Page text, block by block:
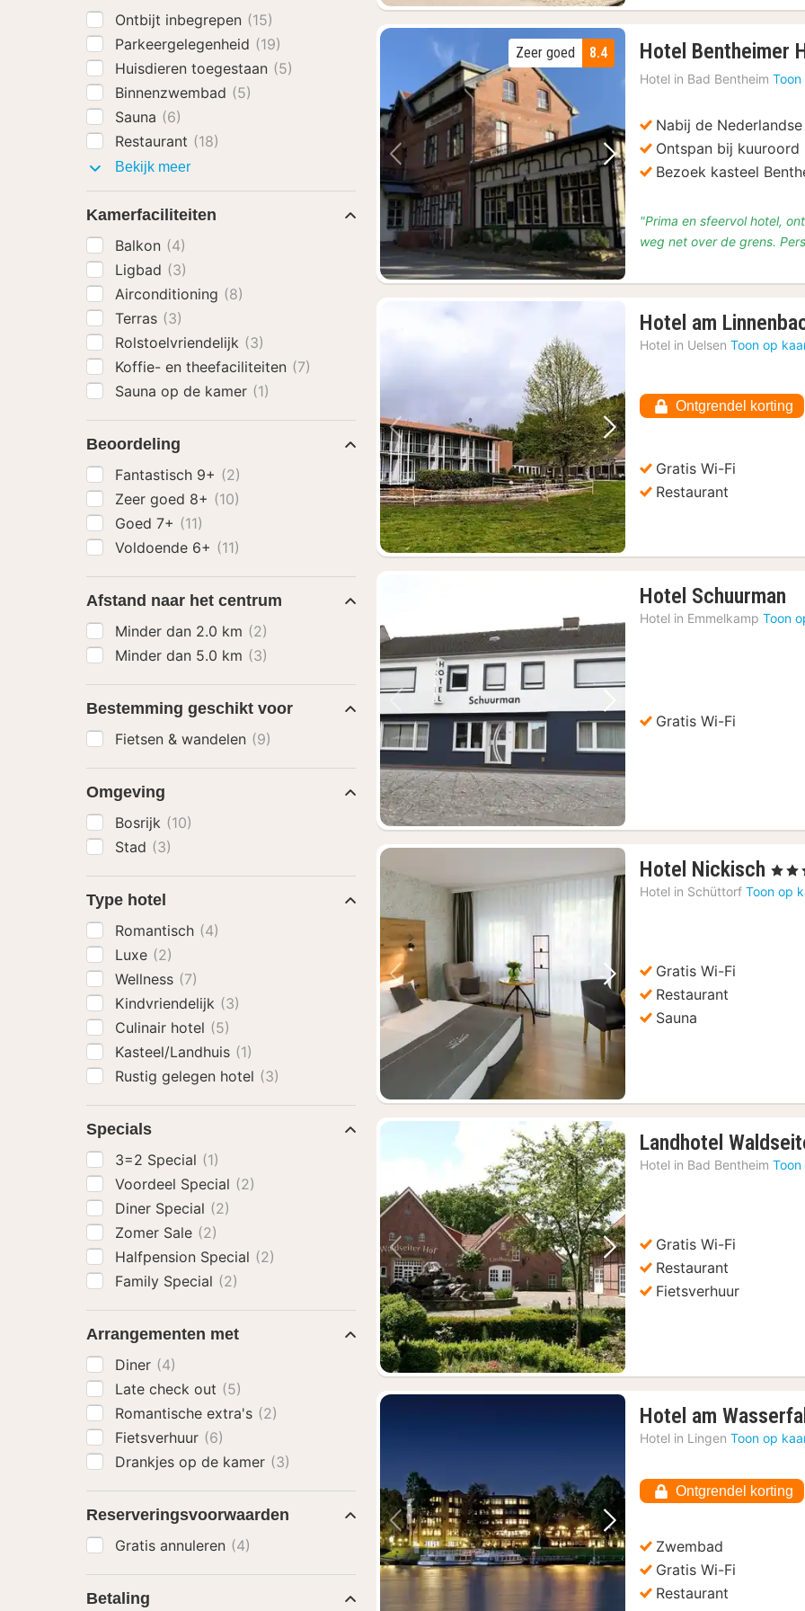
Vorige foto Volgende foto
8.4
Zeer goed Hotel Bentheimer
Hotel in Bad Bentheim
Nabij de
Ontspan bij kuuroord
Bezoek kasteel
"Prima en sfeervol hotel,
weg net over de grens.
Vorige foto Volgende foto
Hotel am
Hotel in Uelsen Toon op
Ontgrendel korting
Gratis Wi-Fi
Restaurant
Vorige foto Volgende foto
Hotel Schuurman
Hotel in Emmelkamp Toon
Gratis Wi-Fi
Vorige foto Volgende foto
Hotel Nickisch 1
, 4
Hotel in Schüttorf Toon op
Gratis Wi-Fi
Restaurant
Sauna
Vorige foto Volgende foto
Landhotel
Hotel in Bad Bentheim
Gratis Wi-Fi
Restaurant
Fietsverhuur
Vorige foto Volgende foto
Hotel am
Hotel in Lingen Toon op
Ontgrendel korting
Zwembad
Gratis Wi-Fi
Restaurant
Ontbijt inbegrepen (15)
Parkeergelegenheid (19)
Huisdieren toegestaan (5)
Binnenzwembad (5)
Sauna (6)
Restaurant (18)
Bekijk meerFaciliteiten
Kamerfaciliteiten
Balkon (4)
Ligbad (3)
Airconditioning (8)
Terras (3)
Rolstoelvriendelijk (3)
Koffie- en theefaciliteiten (7)
Sauna op de kamer (1)
Beoordeling
Fantastisch 9+ (2)
Zeer goed 8+ (10)
Goed 7+ (11)
Voldoende 6+ (11)
Afstand naar het centrum
Minder dan 2.0 km (2)
Minder dan 5.0 km (3)
Bestemming geschikt voor
Fietsen & wandelen (9)
Omgeving
Bosrijk (10)
Stad (3)
Type hotel
Romantisch (4)
Luxe (2)
Wellness (7)
Kindvriendelijk (3)
Culinair hotel (5)
Kasteel/Landhuis (1)
Rustig gelegen hotel (3)
Specials
3=2 Special (1)
Voordeel Special (2)
Diner Special (2)
Zomer Sale (2)
Halfpension Special (2)
Family Special (2)
Arrangementen met
Diner (4)
Late check out (5)
Romantische extra's (2)
Fietsverhuur (6)
Drankjes op de kamer (3)
Reserveringsvoorwaarden
Gratis annuleren (4)
Betaling